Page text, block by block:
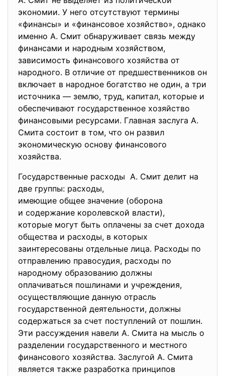
экономии. У него отсутствуют термины
«финансы» и «финансовое хозяйство», однако
именно А. Смит обнаруживает связь между
финансами и народным хозяйством,
зависимость финансового хозяйства от
народного. В отличие от предшественников он
включает в народное богатство не один, а три
источника — землю, труд, капитал, которые и
обеспечивают государственное хозяйство
финансовыми ресурсами. Главная заслуга А.
Смита состоит в том, что он развил
экономическую основу финансового
хозяйства.
Государственные расходы А. Смит делит на
две группы: расходы,
имеющие общее значение (оборона
и содержание королевской власти),
которые могут быть оплачены за счет дохода
общества и расходы, в которых
заинтересованы отдельные лица. Расходы по
отправлению правосудия, расходы по
народному образованию должны
оплачиваться пошлинами и учреждения,
осуществляющие данную отрасль
государственной деятельности, должны
содержаться за счет поступлений от пошлин.
Эти рассуждения навели А. Смита на мысль о
разделении государственного и местного
финансового хозяйства. Заслугой А. Смита
является также разработка принципов